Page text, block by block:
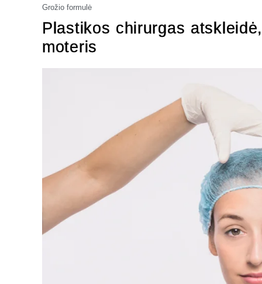
Grožio formulė
Plastikos chirurgas
moteris